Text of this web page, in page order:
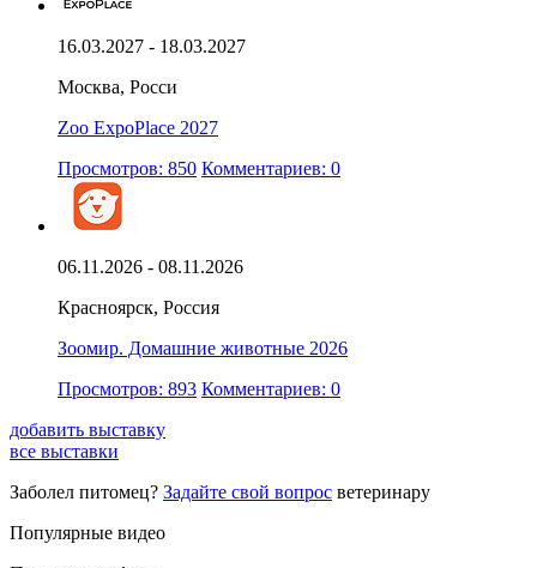
16.03.2027 - 18.03.2027
Москва, Росси
Zoo ExpoPlace 2027
Просмотров: 850 Комментариев: 0
06.11.2026 - 08.11.2026
Красноярск, Россия
Зоомир. Домашние животные 2026
Просмотров: 893 Комментариев: 0
добавить выставку
все выставки
Заболел питомец? Задайте свой вопрос ветеринару
Популярные видео